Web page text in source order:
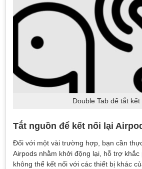
Double Tab để tắt kết
Tắt nguồn để kết nối lại
Đối với một vài trường hợp, bạn cần
Airpods nhằm khởi động lại, hỗ trợ khắc
không thể kết nối với các thiết bị khác